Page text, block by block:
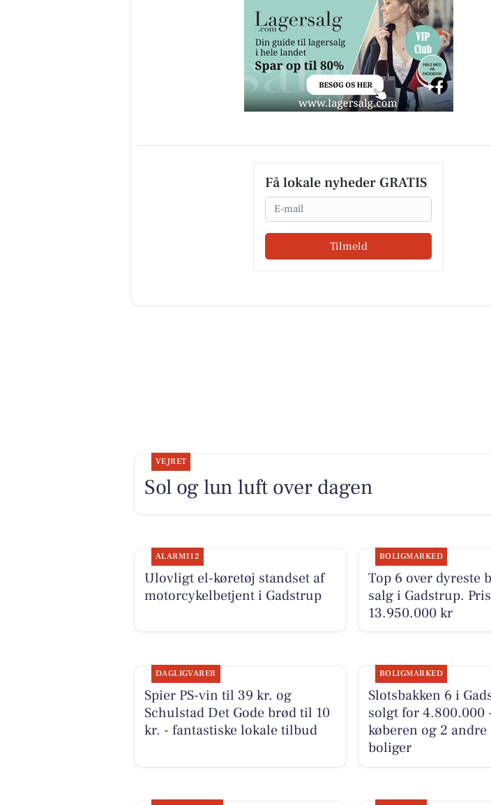
Få lokale nyheder GRATIS
Email
Tilmeld
VEJRET
Sol og lun luft over dagen
ALARM112
Ulovligt el-køretøj standset af
motorcykelbetjent i Gadstrup
BOLIGMARKED
Top 6 over dyreste
salg i Gadstrup.
13.950.000 kr
DAGLIGVARER
Spier PS-vin til 39 kr. og
Schulstad Det Gode brød til 10
kr. - fantastiske lokale tilbud
BOLIGMARKED
Slotsbakken 6 i
solgt for 4.800.000
køberen og 2 andre
boliger